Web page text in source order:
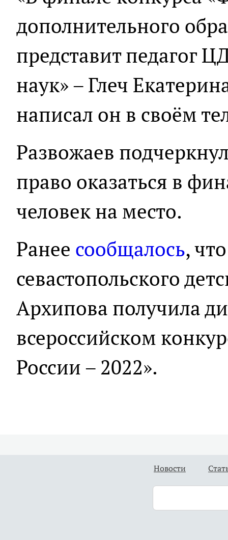
дополнительного
представит педагог
наук» – Глеч
написал он в своём
Развожаев
право оказаться в
человек на место.
Ранее сообщалось,
севастопольского
Архипова получила
всероссийском
России – 2022».
Новости